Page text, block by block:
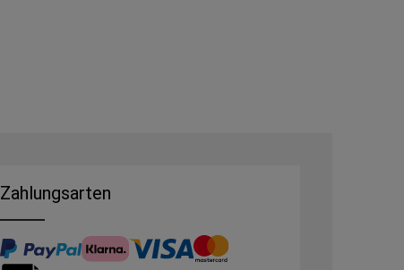
Zahlungsarten